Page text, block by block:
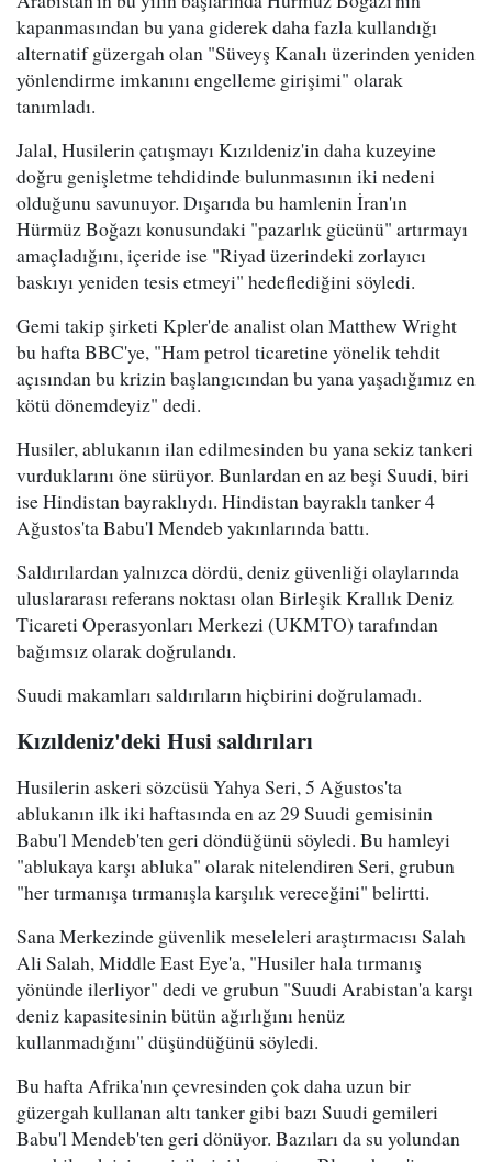
kapanmasından bu yana giderek daha fazla kullandığı
alternatif güzergah olan "Süveyş Kanalı üzerinden yeniden
yönlendirme imkanını engelleme girişimi" olarak
tanımladı.
Jalal, Husilerin çatışmayı Kızıldeniz'in daha kuzeyine
doğru genişletme tehdidinde bulunmasının iki nedeni
olduğunu savunuyor. Dışarıda bu hamlenin İran'ın
Hürmüz Boğazı konusundaki "pazarlık gücünü" artırmayı
amaçladığını, içeride ise "Riyad üzerindeki zorlayıcı
baskıyı yeniden tesis etmeyi" hedeflediğini söyledi.
Gemi takip şirketi Kpler'de analist olan Matthew Wright
bu hafta BBC'ye, "Ham petrol ticaretine yönelik tehdit
açısından bu krizin başlangıcından bu yana yaşadığımız en
kötü dönemdeyiz" dedi.
Husiler, ablukanın ilan edilmesinden bu yana sekiz tankeri
vurduklarını öne sürüyor. Bunlardan en az beşi Suudi, biri
ise Hindistan bayraklıydı. Hindistan bayraklı tanker 4
Ağustos'ta Babu'l Mendeb yakınlarında battı.
Saldırılardan yalnızca dördü, deniz güvenliği olaylarında
uluslararası referans noktası olan Birleşik Krallık Deniz
Ticareti Operasyonları Merkezi (UKMTO) tarafından
bağımsız olarak doğrulandı.
Suudi makamları saldırıların hiçbirini doğrulamadı.
Kızıldeniz'deki Husi saldırıları
Husilerin askeri sözcüsü Yahya Seri, 5 Ağustos'ta
ablukanın ilk iki haftasında en az 29 Suudi gemisinin
Babu'l Mendeb'ten geri döndüğünü söyledi. Bu hamleyi
"ablukaya karşı abluka" olarak nitelendiren Seri, grubun
"her tırmanışa tırmanışla karşılık vereceğini" belirtti.
Sana Merkezinde güvenlik meseleleri araştırmacısı Salah
Ali Salah, Middle East Eye'a, "Husiler hala tırmanış
yönünde ilerliyor" dedi ve grubun "Suudi Arabistan'a karşı
deniz kapasitesinin bütün ağırlığını henüz
kullanmadığını" düşündüğünü söyledi.
Bu hafta Afrika'nın çevresinden çok daha uzun bir
güzergah kullanan altı tanker gibi bazı Suudi gemileri
Babu'l Mendeb'ten geri dönüyor. Bazıları da su yolundan